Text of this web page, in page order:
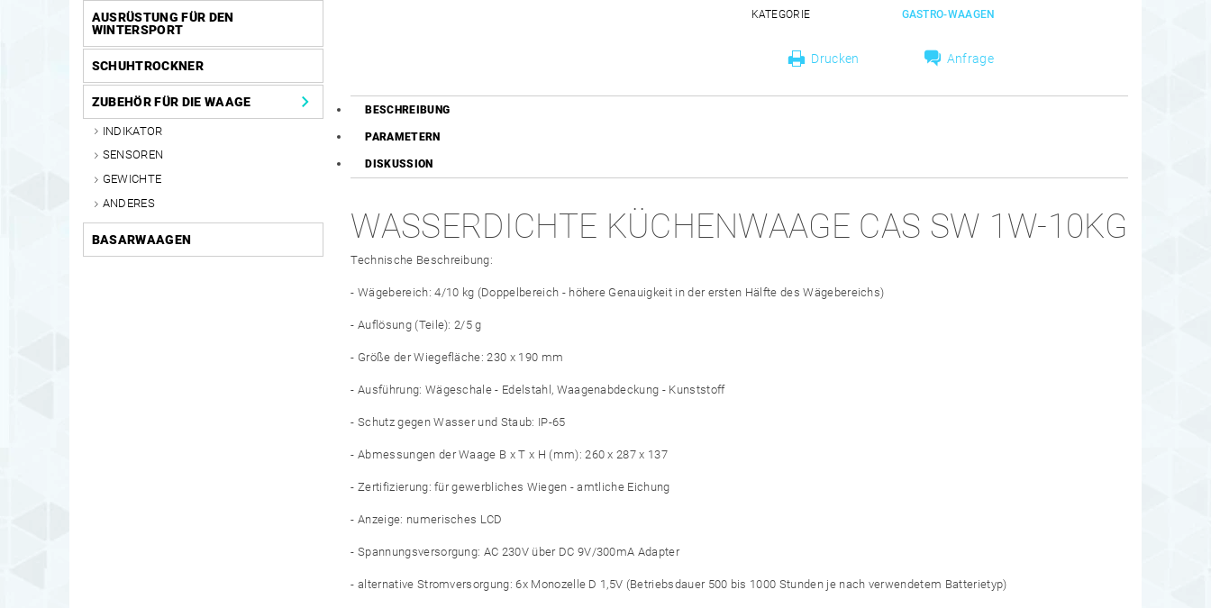
AUSRÜSTUNG FÜR DEN
WINTERSPORT
SCHUHTROCKNER
ZUBEHÖR FÜR DIE WAAGE
INDIKATOR
SENSOREN
GEWICHTE
ANDERES
BASARWAAGEN
KATEGORIE GASTRO-WAAGEN
Drucken Anfrage
BESCHREIBUNG
PARAMETERN
DISKUSSION
WASSERDICHTE KÜCHENWAAGE CAS SW 1W-10KG
Technische Beschreibung:
- Wägebereich: 4/10 kg (Doppelbereich - höhere Genauigkeit in der ersten Hälfte des Wägebereichs)
- Auflösung (Teile): 2/5 g
- Größe der Wiegefläche: 230 x 190 mm
- Ausführung: Wägeschale - Edelstahl, Waagenabdeckung - Kunststoff
- Schutz gegen Wasser und Staub: IP-65
- Abmessungen der Waage B x T x H (mm): 260 x 287 x 137
- Zertifizierung: für gewerbliches Wiegen - amtliche Eichung
- Anzeige: numerisches LCD
- Spannungsversorgung: AC 230V über DC 9V/300mA Adapter
- alternative Stromversorgung: 6x Monozelle D 1,5V (Betriebsdauer 500 bis 1000 Stunden je nach verwendetem Batterietyp)